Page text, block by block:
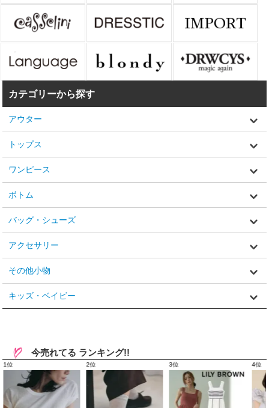
カテゴリーから探す
アウター
トップス
ワンピース
ボトム
バッグ・シューズ
アクセサリー
その他小物
キッズ・ベイビー
今売れてる ランキング!!